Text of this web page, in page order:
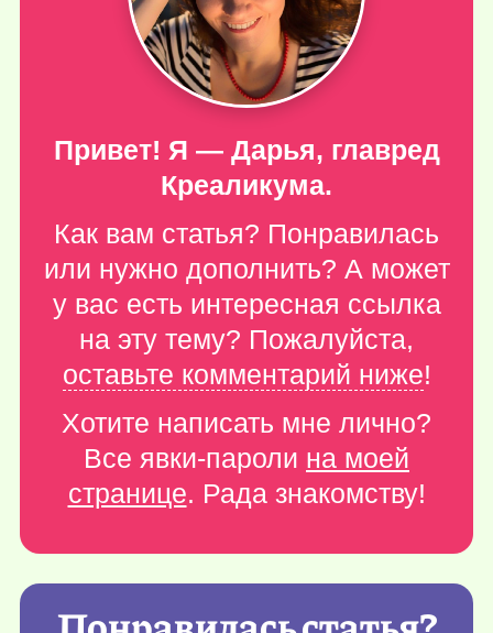
Привет! Я — Дарья, главред
Креаликума.
Как вам статья? Понравилась
или нужно дополнить? А может
у вас есть интересная ссылка
на эту тему? Пожалуйста,
оставьте комментарий ниже!
Хотите написать мне лично?
Все явки-пароли на моей
странице. Рада знакомству!